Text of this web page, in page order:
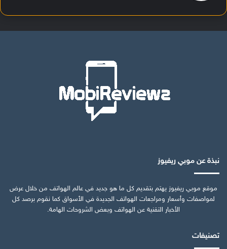
نبذة عن موبي ريفيوز
موقع موبي ريفيوز يهتم بتقديم كل ما هو جديد في عالم الهواتف من خلال عرض
لمواصفات وأسعار ومراجعات الهواتف الجديدة في الأسواق كما نقوم برصد كل
الأخبار التقنية عن الهواتف وبعض الشروحات الهامة.
تصنيفات